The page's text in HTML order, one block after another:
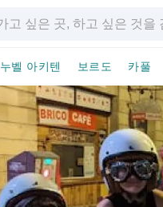
누벨 아키텐 보르도 카풀